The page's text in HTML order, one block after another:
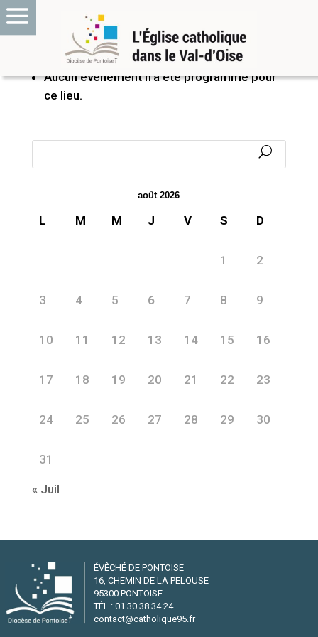
PROCHAINS ÉVÉNEMENTS
Aucun événement n’a été programmé pour
ce lieu.
août 2026
L M M J V S D
1 2
3 4 5 6 7 8 9
10 11 12 13 14 15 16
17 18 19 20 21 22 23
24 25 26 27 28 29 30
31
« Juil
ÉVÊCHÉ DE PONTOISE
16, CHEMIN DE LA PELOUSE
95300 PONTOISE
TÉL : 01 30 38 34 24
contact@catholique95.fr